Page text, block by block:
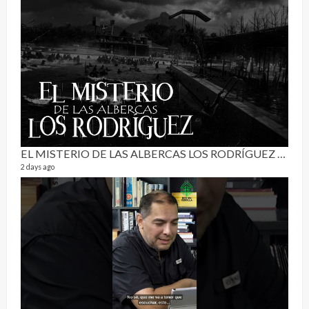
EL MISTERIO DE LAS ALBERCAS LOS RODRÍGUEZ | RELATO PARANORMAL
2 days ago